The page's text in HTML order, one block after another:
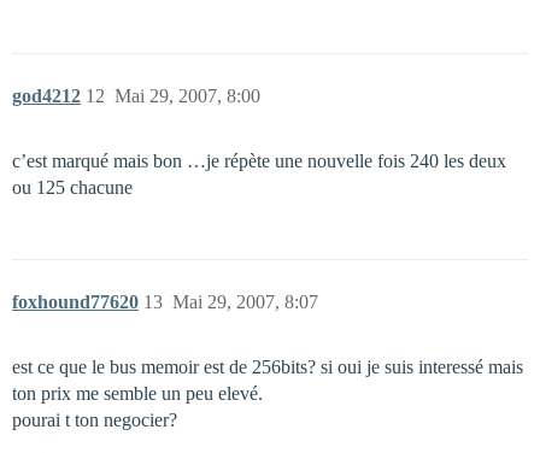
god4212 Mai 29, 2007, 8:00
12
c’est marqué mais bon …je répète une nouvelle fois 240 les deux
ou 125 chacune
foxhound77620 Mai 29, 2007, 8:07
13
est ce que le bus memoir est de 256bits? si oui je suis interessé mais
ton prix me semble un peu elevé.
pourai t ton negocier?